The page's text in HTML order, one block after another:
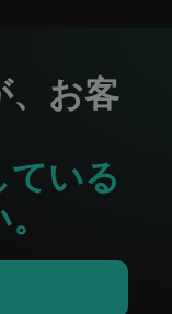
、お客
ている